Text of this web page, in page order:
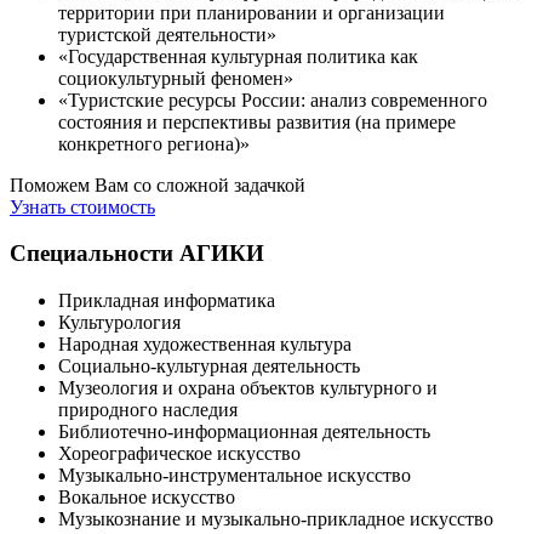
территории при планировании и организации
туристской деятельности»
«Государственная культурная политика как
социокультурный феномен»
«Туристские ресурсы России: анализ современного
состояния и перспективы развития (на примере
конкретного региона)»
Поможем Вам со сложной задачкой
Узнать стоимость
Специальности АГИКИ
Прикладная информатика
Культурология
Народная художественная культура
Социально-культурная деятельность
Музеология и охрана объектов культурного и
природного наследия
Библиотечно-информационная деятельность
Хореографическое искусство
Музыкально-инструментальное искусство
Вокальное искусство
Музыкознание и музыкально-прикладное искусство